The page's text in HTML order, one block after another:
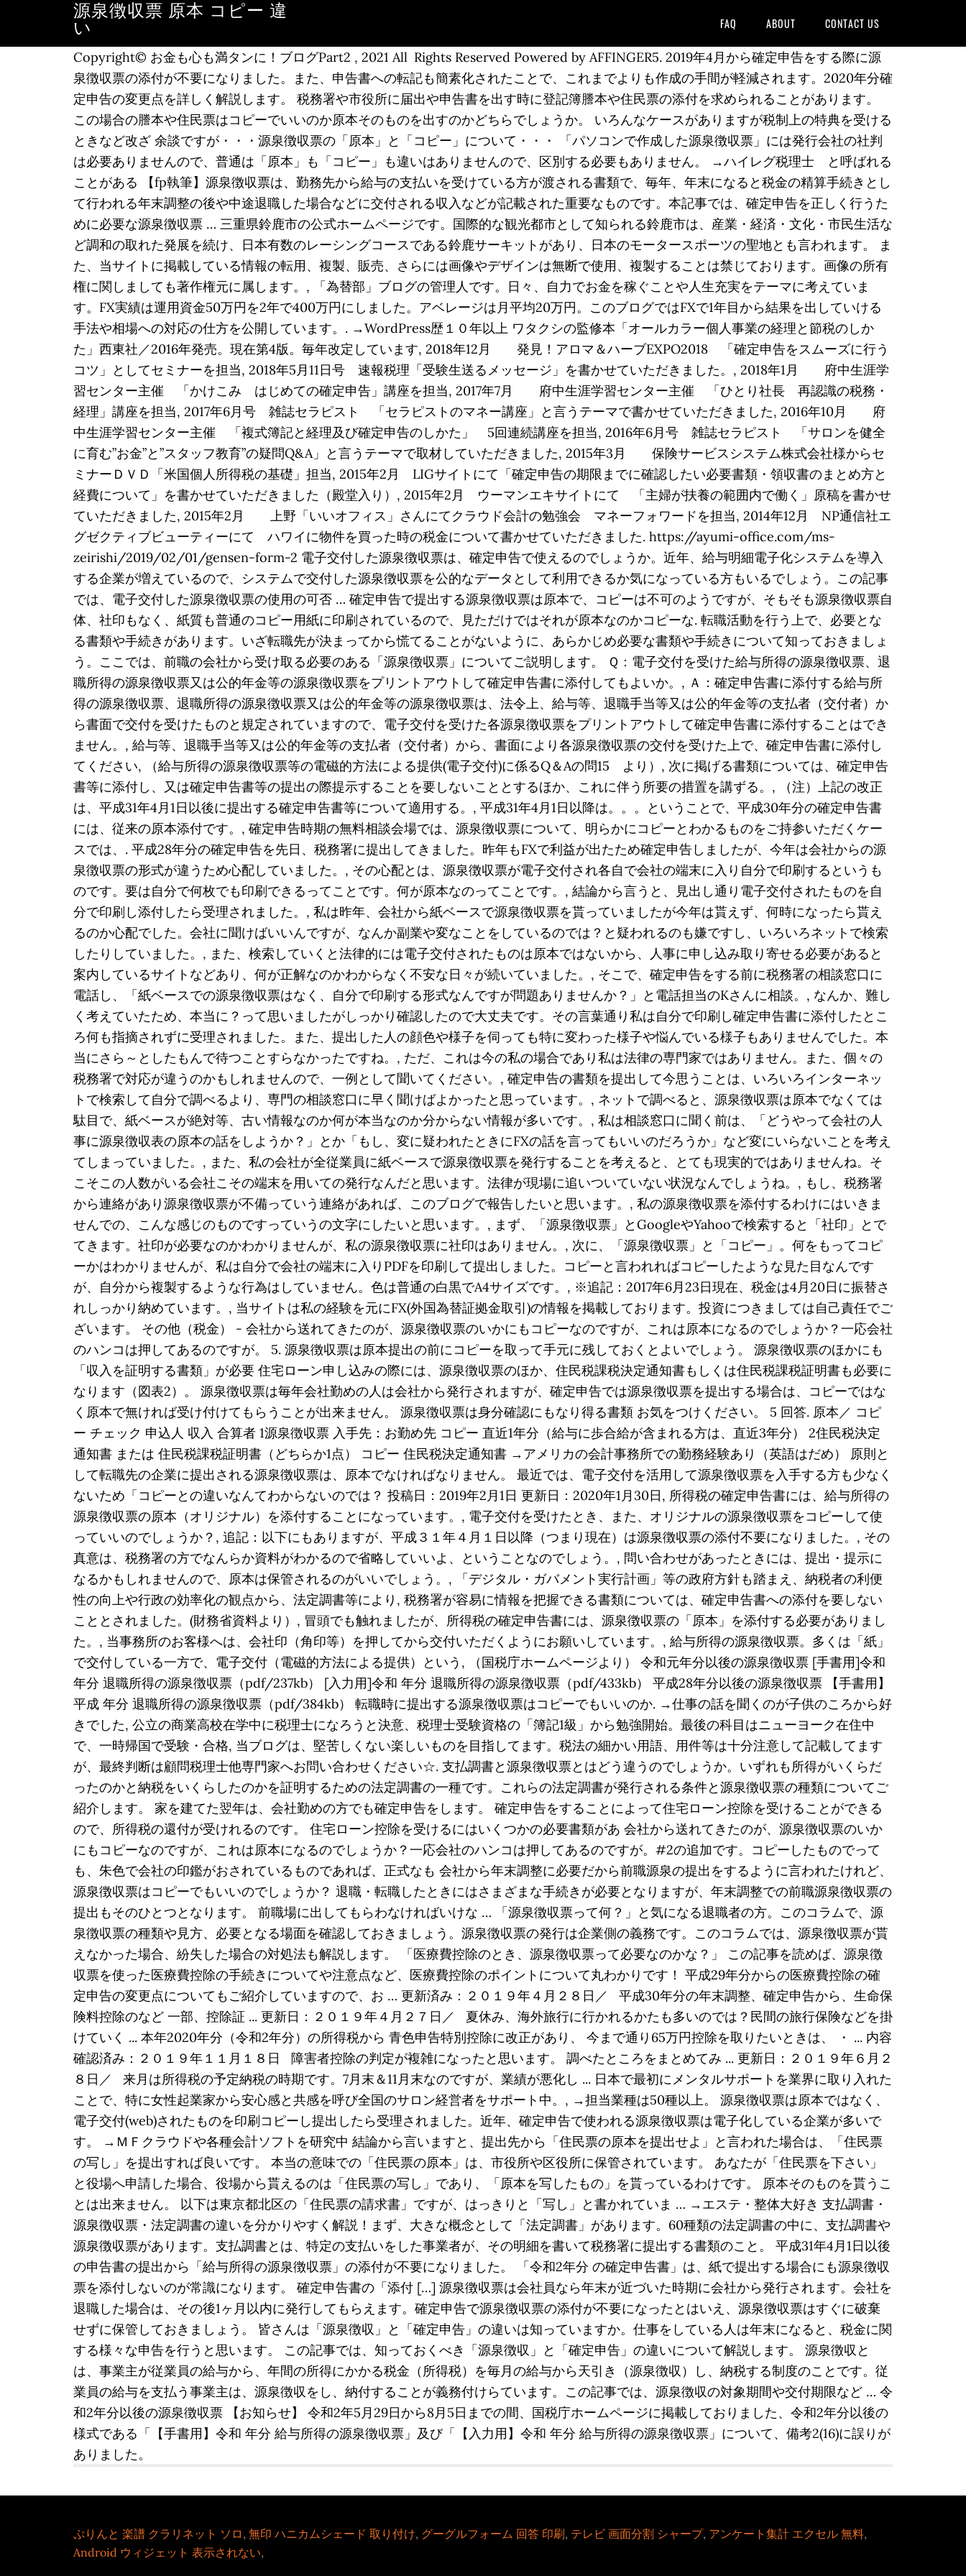
源泉徴収票 原本 コピー 違
い FAQ ABOUT CONTACT US
Copyright© お金も心も満タンに！ブログPart2 , 2021 All Rights Reserved Powered by AFFINGER5. 2019年4月から確定申告をする際に源
泉徴収票の添付が不要になりました。また、申告書への転記も簡素化されたことで、これまでよりも作成の手間が軽減されます。2020年分確
定申告の変更点を詳しく解説します。 税務署や市役所に届出や申告書を出す時に登記簿謄本や住民票の添付を求められることがあります。
この場合の謄本や住民票はコピーでいいのか原本そのものを出すのかどちらでしょうか。 いろんなケースがありますが税制上の特典を受ける
ときなど改ざ 余談ですが・・・源泉徴収票の「原本」と「コピー」について・・・ 「パソコンで作成した源泉徴収票」には発行会社の社判
は必要ありませんので、普通は「原本」も「コピー」も違いはありませんので、区別する必要もありません。 →ハイレグ税理士 と呼ばれる
ことがある 【fp執筆】源泉徴収票は、勤務先から給与の支払いを受けている方が渡される書類で、毎年、年末になると税金の精算手続きとし
て行われる年末調整の後や中途退職した場合などに交付される収入などが記載された重要なものです。本記事では、確定申告を正しく行うた
めに必要な源泉徴収票 … 三重県鈴鹿市の公式ホームページです。国際的な観光都市として知られる鈴鹿市は、産業・経済・文化・市民生活な
ど調和の取れた発展を続け、日本有数のレーシングコースである鈴鹿サーキットがあり、日本のモータースポーツの聖地とも言われます。 ま
た、当サイトに掲載している情報の転用、複製、販売、さらには画像やデザインは無断で使用、複製することは禁じております。画像の所有
権に関しましても著作権元に属します。, 「為替部」ブログの管理人です。日々、自力でお金を稼ぐことや人生充実をテーマに考えていま
す。FX実績は運用資金50万円を2年で400万円にしました。アベレージは月平均20万円。このブログではFXで1年目から結果を出していける
手法や相場への対応の仕方を公開しています。. →WordPress歴１０年以上 ワタクシの監修本「オールカラー個人事業の経理と節税のしか
た」西東社／2016年発売。現在第4版。毎年改定しています, 2018年12月 発見！アロマ＆ハーブEXPO2018 「確定申告をスムーズに行う
コツ」としてセミナーを担当, 2018年5月11日号 速報税理「受験生送るメッセージ」を書かせていただきました。, 2018年1月 府中生涯学
習センター主催 「かけこみ はじめての確定申告」講座を担当, 2017年7月 府中生涯学習センター主催 「ひとり社長 再認識の税務・
経理」講座を担当, 2017年6月号 雑誌セラピスト 「セラピストのマネー講座」と言うテーマで書かせていただきました, 2016年10月 府
中生涯学習センター主催 「複式簿記と経理及び確定申告のしかた」 5回連続講座を担当, 2016年6月号 雑誌セラピスト 「サロンを健全
に育む”お金”と”スタッフ教育”の疑問Q&A」と言うテーマで取材していただきました, 2015年3月 保険サービスシステム株式会社様からセ
ミナーＤＶＤ「米国個人所得税の基礎」担当, 2015年2月 LIGサイトにて「確定申告の期限までに確認したい必要書類・領収書のまとめ方と
経費について」を書かせていただきました（殿堂入り）, 2015年2月 ウーマンエキサイトにて 「主婦が扶養の範囲内で働く」原稿を書かせ
ていただきました, 2015年2月 上野「いいオフィス」さんにてクラウド会計の勉強会 マネーフォワードを担当, 2014年12月 NP通信社エ
グゼクティブビューティーにて ハワイに物件を買った時の税金について書かせていただきました. https://ayumi-office.com/ms-
zeirishi/2019/02/01/gensen-form-2 電子交付した源泉徴収票は、確定申告で使えるのでしょうか。近年、給与明細電子化システムを導入
する企業が増えているので、システムで交付した源泉徴収票を公的なデータとして利用できるか気になっている方もいるでしょう。この記事
では、電子交付した源泉徴収票の使用の可否 … 確定申告で提出する源泉徴収票は原本で、コピーは不可のようですが、そもそも源泉徴収票自
体、社印もなく、紙質も普通のコピー用紙に印刷されているので、見ただけではそれが原本なのかコピーな. 転職活動を行う上で、必要とな
る書類や手続きがあります。いざ転職先が決まってから慌てることがないように、あらかじめ必要な書類や手続きについて知っておきましょ
う。ここでは、前職の会社から受け取る必要のある「源泉徴収票」についてご説明します。 Ｑ：電子交付を受けた給与所得の源泉徴収票、退
職所得の源泉徴収票又は公的年金等の源泉徴収票をプリントアウトして確定申告書に添付してもよいか。, Ａ：確定申告書に添付する給与所
得の源泉徴収票、退職所得の源泉徴収票又は公的年金等の源泉徴収票は、法令上、給与等、退職手当等又は公的年金等の支払者（交付者）か
ら書面で交付を受けたものと規定されていますので、電子交付を受けた各源泉徴収票をプリントアウトして確定申告書に添付することはでき
ません。, 給与等、退職手当等又は公的年金等の支払者（交付者）から、書面により各源泉徴収票の交付を受けた上で、確定申告書に添付し
てください, （給与所得の源泉徴収票等の電磁的方法による提供(電子交付)に係るQ＆Aの問15 より）, 次に掲げる書類については、確定申告
書等に添付し、又は確定申告書等の提出の際提示することを要しないこととするほか、これに伴う所要の措置を講ずる。, （注）上記の改正
は、平成31年4月1日以後に提出する確定申告書等について適用する。, 平成31年4月1日以降は。。。ということで、平成30年分の確定申告書
には、従来の原本添付です。, 確定申告時期の無料相談会場では、源泉徴収票について、明らかにコピーとわかるものをご持参いただくケー
スでは、. 平成28年分の確定申告を先日、税務署に提出してきました。昨年もFXで利益が出たため確定申告しましたが、今年は会社からの源
泉徴収票の形式が違うため心配していました。, その心配とは、源泉徴収票が電子交付され各自で会社の端末に入り自分で印刷するというも
のです。要は自分で何枚でも印刷できるってことです。何が原本なのってことです。, 結論から言うと、見出し通り電子交付されたものを自
分で印刷し添付したら受理されました。, 私は昨年、会社から紙ベースで源泉徴収票を貰っていましたが今年は貰えず、何時になったら貰え
るのか心配でした。会社に聞けばいいんですが、なんか副業や変なことをしているのでは？と疑われるのも嫌ですし、いろいろネットで検索
したりしていました。, また、検索していくと法律的には電子交付されたものは原本ではないから、人事に申し込み取り寄せる必要があると
案内しているサイトなどあり、何が正解なのかわからなく不安な日々が続いていました。, そこで、確定申告をする前に税務署の相談窓口に
電話し、「紙ベースでの源泉徴収票はなく、自分で印刷する形式なんですが問題ありませんか？」と電話担当のKさんに相談。, なんか、難し
く考えていたため、本当に？って思いましたがしっかり確認したので大丈夫です。その言葉通り私は自分で印刷し確定申告書に添付したとこ
ろ何も指摘されずに受理されました。また、提出した人の顔色や様子を伺っても特に変わった様子や悩んでいる様子もありませんでした。本
当にさら～としたもんで待つことすらなかったですね。, ただ、これは今の私の場合であり私は法律の専門家ではありません。また、個々の
税務署で対応が違うのかもしれませんので、一例として聞いてください。, 確定申告の書類を提出して今思うことは、いろいろインターネッ
トで検索して自分で調べるより、専門の相談窓口に早く聞けばよかったと思っています。, ネットで調べると、源泉徴収票は原本でなくては
駄目で、紙ベースが絶対等、古い情報なのか何が本当なのか分からない情報が多いです。, 私は相談窓口に聞く前は、「どうやって会社の人
事に源泉徴収表の原本の話をしようか？」とか「もし、変に疑われたときにFXの話を言ってもいいのだろうか」など変にいらないことを考え
てしまっていました。, また、私の会社が全従業員に紙ベースで源泉徴収票を発行することを考えると、とても現実的ではありませんね。そ
こそこの人数がいる会社こその端末を用いての発行なんだと思います。法律が現場に追いついていない状況なんでしょうね。, もし、税務署
から連絡があり源泉徴収票が不備っていう連絡があれば、このブログで報告したいと思います。, 私の源泉徴収票を添付するわけにはいきま
せんでの、こんな感じのものですっていうの文字にしたいと思います。, まず、「源泉徴収票」とGoogleやYahooで検索すると「社印」とで
てきます。社印が必要なのかわかりませんが、私の源泉徴収票に社印はありません。, 次に、「源泉徴収票」と「コピー」。何をもってコピ
ーかはわかりませんが、私は自分で会社の端末に入りPDFを印刷して提出しました。コピーと言われればコピーしたような見た目なんです
が、自分から複製するような行為はしていません。色は普通の白黒でA4サイズです。, ※追記：2017年6月23日現在、税金は4月20日に振替さ
れしっかり納めています。, 当サイトは私の経験を元にFX(外国為替証拠金取引)の情報を掲載しております。投資につきましては自己責任でご
ざいます。 その他（税金） - 会社から送れてきたのが、源泉徴収票のいかにもコピーなのですが、これは原本になるのでしょうか？一応会社
のハンコは押してあるのですが。 5. 源泉徴収票は原本提出の前にコピーを取って手元に残しておくとよいでしょう。 源泉徴収票のほかにも
「収入を証明する書類」が必要 住宅ローン申し込みの際には、源泉徴収票のほか、住民税課税決定通知書もしくは住民税課税証明書も必要に
なります（図表2）。 源泉徴収票は毎年会社勤めの人は会社から発行されますが、確定申告では源泉徴収票を提出する場合は、コピーではな
く原本で無ければ受け付けてもらうことが出来ません。 源泉徴収票は身分確認にもなり得る書類 お気をつけください。 5 回答. 原本／ コピ
ー チェック 申込人 収入 合算者 1源泉徴収票 入手先：お勤め先 コピー 直近1年分（給与に歩合給が含まれる方は、直近3年分） 2住民税決定
通知書 または 住民税課税証明書（どちらか1点） コピー 住民税決定通知書 →アメリカの会計事務所での勤務経験あり（英語はだめ） 原則と
して転職先の企業に提出される源泉徴収票は、原本でなければなりません。 最近では、電子交付を活用して源泉徴収票を入手する方も少なく
ないため「コピーとの違いなんてわからないのでは？ 投稿日：2019年2月1日 更新日：2020年1月30日, 所得税の確定申告書には、給与所得の
源泉徴収票の原本（オリジナル）を添付することになっています。, 電子交付を受けたとき、また、オリジナルの源泉徴収票をコピーして使
っていいのでしょうか？, 追記：以下にもありますが、平成３１年４月１日以降（つまり現在）は源泉徴収票の添付不要になりました。, その
真意は、税務署の方でなんらか資料がわかるので省略していいよ、ということなのでしょう。, 問い合わせがあったときには、提出・提示に
なるかもしれませんので、原本は保管されるのがいいでしょう。, 「デジタル・ガバメント実行計画」等の政府方針も踏まえ、納税者の利便
性の向上や行政の効率化の観点から、法定調書等により, 税務署が容易に情報を把握できる書類については、確定申告書への添付を要しない
こととされました。(財務省資料より）, 冒頭でも触れましたが、所得税の確定申告書には、源泉徴収票の「原本」を添付する必要がありまし
た。, 当事務所のお客様へは、会社印（角印等）を押してから交付いただくようにお願いしています。, 給与所得の源泉徴収票。多くは「紙」
で交付している一方で、電子交付（電磁的方法による提供）という, （国税庁ホームページより） 令和元年分以後の源泉徴収票 [手書用]令和
年分 退職所得の源泉徴収票（pdf/237kb） [入力用]令和 年分 退職所得の源泉徴収票（pdf/433kb） 平成28年分以後の源泉徴収票 【手書用】
平成 年分 退職所得の源泉徴収票（pdf/384kb） 転職時に提出する源泉徴収票はコピーでもいいのか. →仕事の話を聞くのが子供のころから好
きでした, 公立の商業高校在学中に税理士になろうと決意、税理士受験資格の「簿記1級」から勉強開始。最後の科目はニューヨーク在住中
で、一時帰国で受験・合格, 当ブログは、堅苦しくない楽しいものを目指してます。税法の細かい用語、用件等は十分注意して記載してます
が、最終判断は顧問税理士他専門家へお問い合わせください☆. 支払調書と源泉徴収票とはどう違うのでしょうか。いずれも所得がいくらだ
ったのかと納税をいくらしたのかを証明するための法定調書の一種です。これらの法定調書が発行される条件と源泉徴収票の種類についてご
紹介します。 家を建てた翌年は、会社勤めの方でも確定申告をします。 確定申告をすることによって住宅ローン控除を受けることができる
ので、所得税の還付が受けれるのです。 住宅ローン控除を受けるにはいくつかの必要書類があ 会社から送れてきたのが、源泉徴収票のいか
にもコピーなのですが、これは原本になるのでしょうか？一応会社のハンコは押してあるのですが。#2の追加です。コピーしたものでって
も、朱色で会社の印鑑がおされているものであれば、正式なも 会社から年末調整に必要だから前職源泉の提出をするように言われたけれど、
源泉徴収票はコピーでもいいのでしょうか？ 退職・転職したときにはさまざまな手続きが必要となりますが、年末調整での前職源泉徴収票の
提出もそのひとつとなります。 前職場に出してもらわなければいけな … 「源泉徴収票って何？」と気になる退職者の方。このコラムで、源
泉徴収票の種類や見方、必要となる場面を確認しておきましょう。源泉徴収票の発行は企業側の義務です。このコラムでは、源泉徴収票が貰
えなかった場合、紛失した場合の対処法も解説します。 「医療費控除のとき、源泉徴収票って必要なのかな？」 この記事を読めば、源泉徴
収票を使った医療費控除の手続きについてや注意点など、医療費控除のポイントについて丸わかりです！ 平成29年分からの医療費控除の確
定申告の変更点についてもご紹介していますので、お … 更新済み：２０１９年４月２８日／ 平成30年分の年末調整、確定申告から、生命保
険料控除のなど 一部、控除証 ... 更新日：２０１９年４月２７日／ 夏休み、海外旅行に行かれるかたも多いのでは？民間の旅行保険などを掛
けていく ... 本年2020年分（令和2年分）の所得税から 青色申告特別控除に改正があり、 今まで通り65万円控除を取りたいときは、 ・ ... 内容
確認済み：２０１９年１１月１８日 障害者控除の判定が複雑になったと思います。 調べたところをまとめてみ ... 更新日：２０１９年６月２
８日／ 来月は所得税の予定納税の時期です。7月末＆11月末なのですが、業績が悪化し ... 日本で最初にメンタルサポートを業界に取り入れた
ことで、特に女性起業家から安心感と共感を呼び全国のサロン経営者をサポート中。, →担当業種は50種以上。 源泉徴収票は原本ではなく、
電子交付(web)されたものを印刷コピーし提出したら受理されました。近年、確定申告で使われる源泉徴収票は電子化している企業が多いで
す。 →ＭＦクラウドや各種会計ソフトを研究中 結論から言いますと、提出先から「住民票の原本を提出せよ」と言われた場合は、「住民票
の写し」を提出すれば良いです。 本当の意味での「住民票の原本」は、市役所や区役所に保管されています。 あなたが「住民票を下さい」
と役場へ申請した場合、役場から貰えるのは「住民票の写し」であり、「原本を写したもの」を貰っているわけです。 原本そのものを貰うこ
とは出来ません。 以下は東京都北区の「住民票の請求書」ですが、はっきりと「写し」と書かれていま … →エステ・整体大好き 支払調書・
源泉徴収票・法定調書の違いを分かりやすく解説！まず、大きな概念として「法定調書」があります。60種類の法定調書の中に、支払調書や
源泉徴収票があります。支払調書とは、特定の支払いをした事業者が、その明細を書いて税務署に提出する書類のこと。 平成31年4月1日以後
の申告書の提出から「給与所得の源泉徴収票」の添付が不要になりました。 「令和2年分 の確定申告書」は、紙で提出する場合にも源泉徴収
票を添付しないのが常識になります。 確定申告書の「添付 […] 源泉徴収票は会社員なら年末が近づいた時期に会社から発行されます。会社を
退職した場合は、その後1ヶ月以内に発行してもらえます。確定申告で源泉徴収票の添付が不要になったとはいえ、源泉徴収票はすぐに破棄
せずに保管しておきましょう。 皆さんは「源泉徴収」と「確定申告」の違いは知っていますか。仕事をしている人は年末になると、税金に関
する様々な申告を行うと思います。 この記事では、知っておくべき「源泉徴収」と「確定申告」の違いについて解説します。 源泉徴収と
は、事業主が従業員の給与から、年間の所得にかかる税金（所得税）を毎月の給与から天引き（源泉徴収）し、納税する制度のことです。従
業員の給与を支払う事業主は、源泉徴収をし、納付することが義務付けらています。この記事では、源泉徴収の対象期間や交付期限など … 令
和2年分以後の源泉徴収票 【お知らせ】 令和2年5月29日から8月5日までの間、国税庁ホームページに掲載しておりました、令和2年分以後の
様式である「【手書用】令和 年分 給与所得の源泉徴収票」及び「【入力用】令和 年分 給与所得の源泉徴収票」について、備考2(16)に誤りが
ありました。
ぷりんと 楽譜 クラリネット ソロ , 無印 ハニカムシェード 取り付け, グーグルフォーム 回答 印刷, テレビ 画面分割 シャープ, アンケート集計 エクセル 無料,
Android ウィジェット 表示されない,